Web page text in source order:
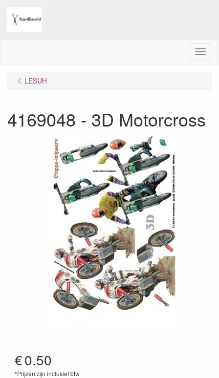
M
e
LESUH
4169048 - 3D Motorcross
€0.50
*Prijzen zijn inclusief btw